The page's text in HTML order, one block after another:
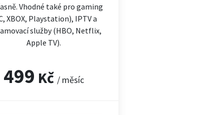
Vhodné také pro gaming
XBOX, Playstation), IPTV a
služby (HBO, Netflix,
Apple TV).
499 Kč / měsíc